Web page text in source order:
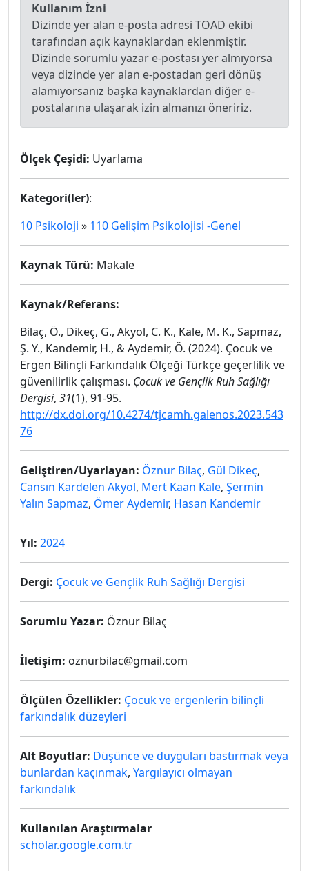
Kullanım İzni
Dizinde yer alan e-posta adresi TOAD ekibi
tarafından açık kaynaklardan eklenmiştir.
Dizinde sorumlu yazar e-postası yer almıyorsa
veya dizinde yer alan e-postadan geri dönüş
alamıyorsanız başka kaynaklardan diğer e-
postalarına ulaşarak izin almanızı öneririz.
Ölçek Çeşidi: Uyarlama
Kategori(ler):
10 Psikoloji » 110 Gelişim Psikolojisi -Genel
Kaynak Türü: Makale
Kaynak/Referans:
Bilaç, Ö., Dikeç, G., Akyol, C. K., Kale, M. K., Sapmaz,
Ş. Y., Kandemir, H., & Aydemir, Ö. (2024). Çocuk ve
Ergen Bilinçli Farkındalık Ölçeği Türkçe geçerlilik ve
güvenilirlik çalışması. Çocuk ve Gençlik Ruh Sağlığı
Dergisi, 31(1), 91-95.
http://dx.doi.org/10.4274/tjcamh.galenos.2023.543
76
Geliştiren/Uyarlayan: Öznur Bilaç, Gül Dikeç,
Cansın Kardelen Akyol, Mert Kaan Kale, Şermin
Yalın Sapmaz, Ömer Aydemir, Hasan Kandemir
Yıl: 2024
Dergi: Çocuk ve Gençlik Ruh Sağlığı Dergisi
Sorumlu Yazar: Öznur Bilaç
İletişim: oznurbilac@gmail.com
Ölçülen Özellikler: Çocuk ve ergenlerin bilinçli
farkındalık düzeyleri
Alt Boyutlar: Düşünce ve duyguları bastırmak veya
bunlardan kaçınmak, Yargılayıcı olmayan
farkındalık
Kullanılan Araştırmalar
scholar.google.com.tr